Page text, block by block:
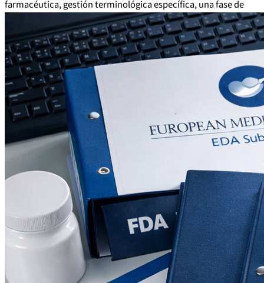
farmacéutica, gestión terminológica específica, una fase de
revisión documentada y control de calidad antes de la entrega.
El proceso es auditado por Bureau Veritas.